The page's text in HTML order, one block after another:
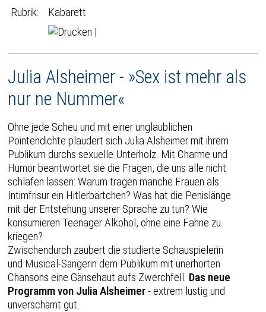
Rubrik:
Kabarett
|
Julia Alsheimer - »Sex ist mehr als
nur ne Nummer«
Ohne jede Scheu und mit einer unglaublichen
Pointendichte plaudert sich Julia Alsheimer mit ihrem
Publikum durchs sexuelle Unterholz. Mit Charme und
Humor beantwortet sie die Fragen, die uns alle nicht
schlafen lassen: Warum tragen manche Frauen als
Intimfrisur ein Hitlerbärtchen? Was hat die Penislänge
mit der Entstehung unserer Sprache zu tun? Wie
konsumieren Teenager Alkohol, ohne eine Fahne zu
kriegen?
Zwischendurch zaubert die studierte Schauspielerin
und Musical-Sängerin dem Publikum mit unerhörten
Chansons eine Gänsehaut aufs Zwerchfell. Das neue
Programm von Julia Alsheimer- extrem lustig und
unverschämt gut.